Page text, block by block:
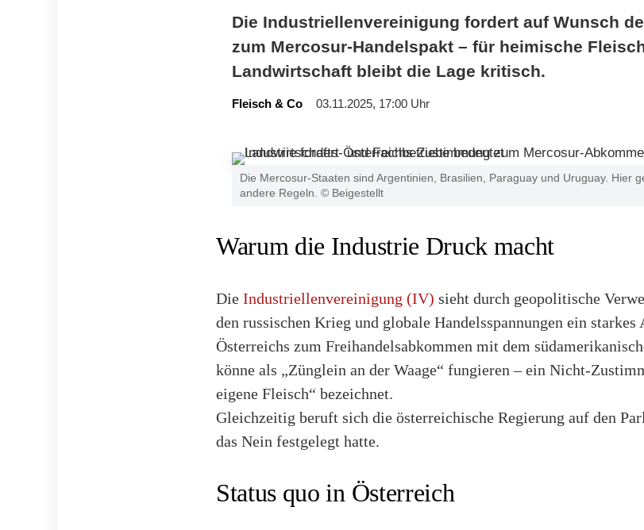
Die Industriellenvereinigung fordert auf Wunsch
zum Mercosur-Handelspakt – für heimische
Landwirtschaft bleibt die Lage kritisch.
Fleisch & Co 03.11.2025, 17:00 Uhr
Die Mercosur-Staaten sind Argentinien, Brasilien, Paraguay und Uruguay. Hier
andere Regeln. © Beigestellt
Warum die Industrie Druck macht
Die Industriellenvereinigung (IV) sieht durch geopolitische
den russischen Krieg und globale Handelsspannungen ein
Österreichs zum Freihandelsabkommen mit dem
könne als „Zünglein an der Waage“ fungieren – ein Nicht-
eigene Fleisch“ bezeichnet.
Gleichzeitig beruft sich die österreichische Regierung auf den
das Nein festgelegt hatte.
Status quo in Österreich